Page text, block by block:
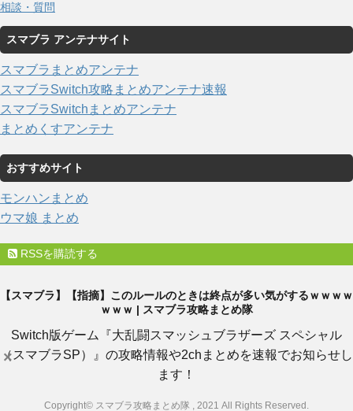
相談・質問
スマブラ アンテナサイト
スマブラまとめアンテナ
スマブラSwitch攻略まとめアンテナ速報
スマブラSwitchまとめアンテナ
まとめくすアンテナ
おすすめサイト
モンハンまとめ
ウマ娘 まとめ
RSSを購読する
×
【スマブラ】【指摘】このルールのときは終点が多い気がするｗｗｗｗ
ｗｗｗ | スマブラ攻略まとめ隊
Switch版ゲーム『大乱闘スマッシュブラザーズ スペシャル
（スマブラSP）』の攻略情報や2chまとめを速報でお知らせし
ます！
Copyright© スマブラ攻略まとめ隊 , 2021 All Rights Reserved.